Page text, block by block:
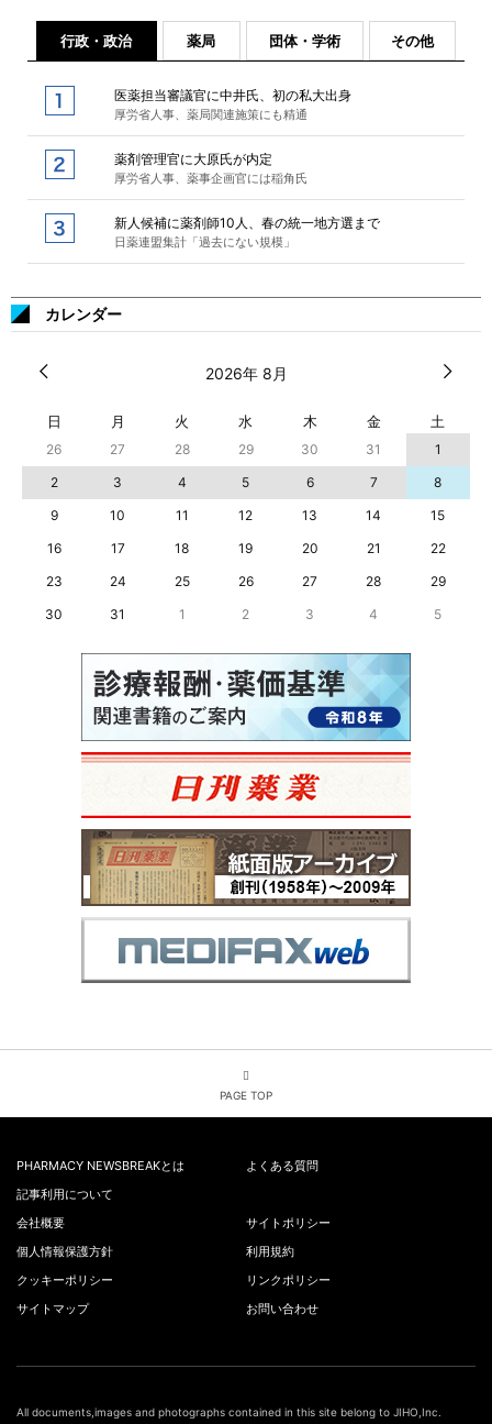
行政・政治 薬局 団体・学術 その他
医薬担当審議官に中井氏、初の私大出身
厚労省人事、薬局関連施策にも精通
薬剤管理官に大原氏が内定
厚労省人事、薬事企画官には稲角氏
新人候補に薬剤師10人、春の統一地方選まで
日薬連盟集計「過去にない規模」
カレンダー
2026年 8月
日 月 火 水 木 金 土
26 27 28 29 30 31
1
2
3 4 5 6 7
8
9
10 11 12 13 14
15
16
17 18 19 20 21
22
23
24 25 26 27 28
29
30
31 1 2 3 4 5
PAGE TOP
PHARMACY NEWSBREAKとは
よくある質問
記事利用について
会社概要
サイトポリシー
個人情報保護方針
利用規約
クッキーポリシー
リンクポリシー
サイトマップ
お問い合わせ
All documents,images and photographs contained in this site belong to JIHO,Inc.